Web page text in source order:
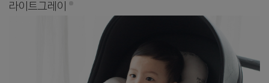
라이트그레이